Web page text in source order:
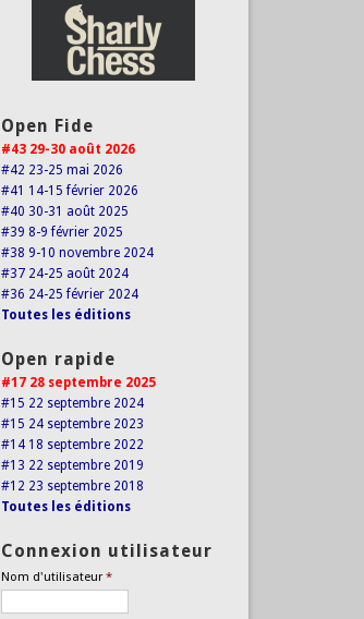
Open Fide
#43 29-30 août 2026
#42 23-25 mai 2026
#41 14-15 février 2026
#40 30-31 août 2025
#39 8-9 février 2025
#38 9-10 novembre 2024
#37 24-25 août 2024
#36 24-25 février 2024
Toutes les éditions
Open rapide
#17 28 septembre 2025
#15 22 septembre 2024
#15 24 septembre 2023
#14 18 septembre 2022
#13 22 septembre 2019
#12 23 septembre 2018
Toutes les éditions
Connexion utilisateur
Nom d'utilisateur*